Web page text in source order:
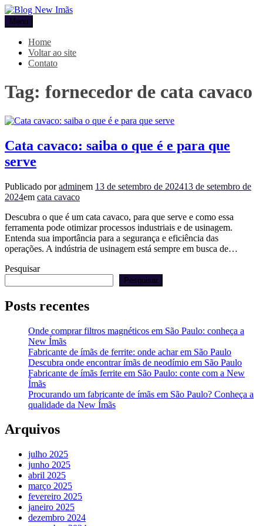
Pular
para
o
conteúdo
Blog New Imãs
Menu
Home
Voltar ao site
Contato
Tag: fornecedor de cata cavaco
Cata cavaco: saiba o que é e para que
serve
Publicado poradminem 13 de setembro de 202413 de setembro de
2024em cata cavaco
Descubra o que é um cata cavaco, para que serve e como essa
ferramenta pode otimizar processos industriais e de usinagem.
Entenda sua importância para a segurança e eficiência das
operações. A indústria de usinagem está sempre em busca de…
Pesquisar
Pesquisar
Posts recentes
Onde comprar filtros magnéticos em São Paulo: conheça a
New Ímãs
Fabricante de ímãs de ferrite: onde achar em São Paulo
Descubra onde encontrar ímãs de neodímio em São Paulo
Fabricante de ímãs ferrite em São Paulo: conte com a New
Ímãs
Procurando um fabricante de ímãs em São Paulo? Conheça a
qualidade da New Ímãs
Arquivos
julho 2025
junho 2025
abril 2025
março 2025
fevereiro 2025
janeiro 2025
dezembro 2024